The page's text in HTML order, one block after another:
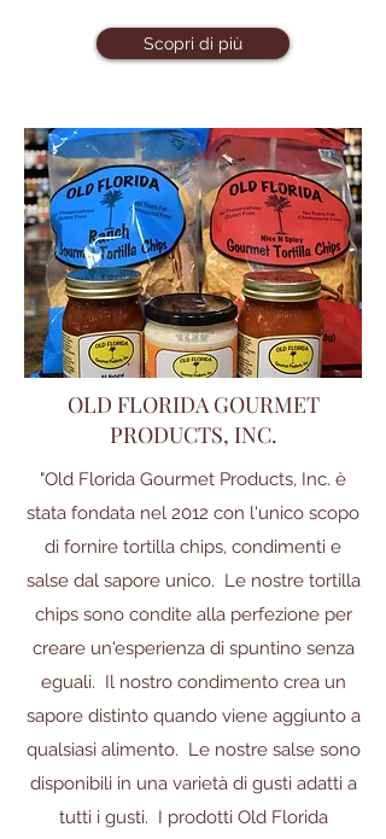
Scopri di più
OLD FLORIDA GOURMET
PRODUCTS, INC.
"Old Florida Gourmet Products, Inc. è
stata fondata nel 2012 con l'unico scopo
di fornire tortilla chips, condimenti e
salse dal sapore unico. Le nostre tortilla
chips sono condite alla perfezione per
creare un'esperienza di spuntino senza
eguali. Il nostro condimento crea un
sapore distinto quando viene aggiunto a
qualsiasi alimento. Le nostre salse sono
disponibili in una varietà di gusti adatti a
tutti i gusti. I prodotti Old Florida